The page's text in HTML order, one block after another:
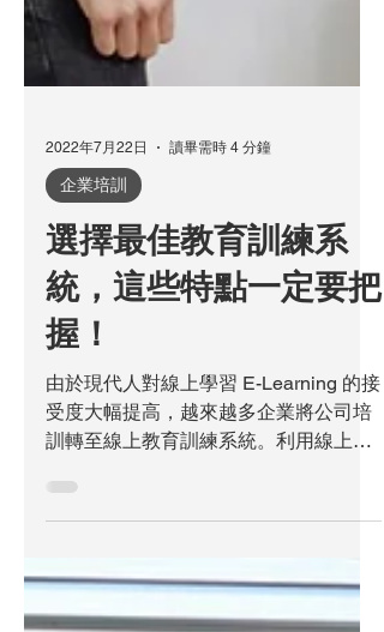
2022年7月22日
企業培訓
選擇最佳教育訓練系
統，這些特點一定要把
握！
由於現代人對線上學習 E-Learning 的接
訓轉至線上教育訓練系統。利用線上教
育訓練系統開設培訓課程，對企業內部
向，增添員工對公司的理解與認同感，